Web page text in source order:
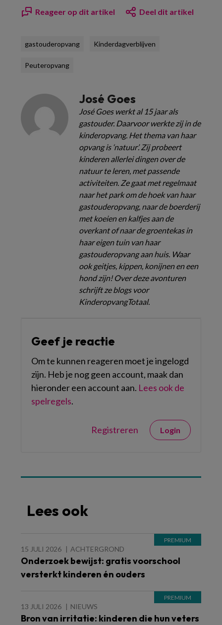
Reageer op dit artikel Deel dit artikel
gastouderopvang Kinderdagverblijven
Peuteropvang
José Goes
José Goes werkt al 15 jaar als
gastouder. Daarvoor werkte zij in de
kinderopvang. Het thema van haar
opvang is ‘natuur’. Zij probeert
kinderen allerlei dingen over de
natuur te leren, met passende
activiteiten. Ze gaat met regelmaat
naar het park om de hoek van haar
gastouderopvang, naar de boerderij
met koeien en kalfjes aan de
overkant of naar de groentekas in
haar eigen tuin van haar
gastouderopvang aan huis. Waar
ook geitjes, kippen, konijnen en een
hond zijn! Over deze avonturen
schrijft ze blogs voor
KinderopvangTotaal.
Geef je reactie
Om te kunnen reageren moet je ingelogd
zijn. Heb je nog geen account, maak dan
hieronder een account aan. Lees ook de
spelregels.
Registreren Login
Lees ook
15 JULI 2026 ACHTERGROND
Onderzoek bewijst: gratis voorschool
versterkt kinderen én ouders
13 JULI 2026 NIEUWS
Bron van irritatie: kinderen die hun veters